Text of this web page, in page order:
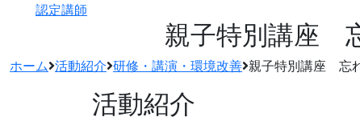
認定講師
親子特別講座
ホーム 活動紹介 研修・講演・環境改善 親子特別講座 忘
活動紹介